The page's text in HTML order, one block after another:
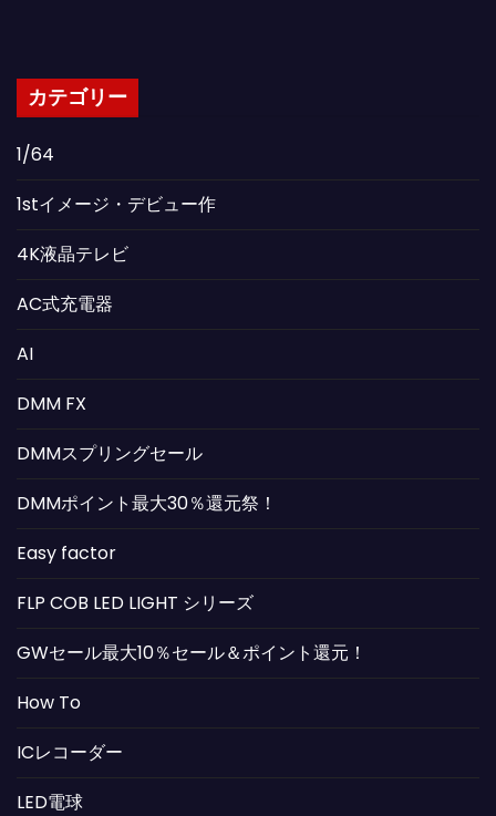
カテゴリー
1/64
1stイメージ・デビュー作
4K液晶テレビ
AC式充電器
AI
DMM FX
DMMスプリングセール
DMMポイント最大30％還元祭！
Easy factor
FLP COB LED LIGHT シリーズ
GWセール最大10％セール＆ポイント還元！
How To
ICレコーダー
LED電球